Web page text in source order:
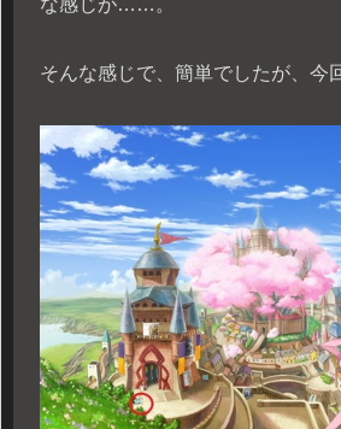
な感じが……。
そんな感じで、簡単でしたが、今